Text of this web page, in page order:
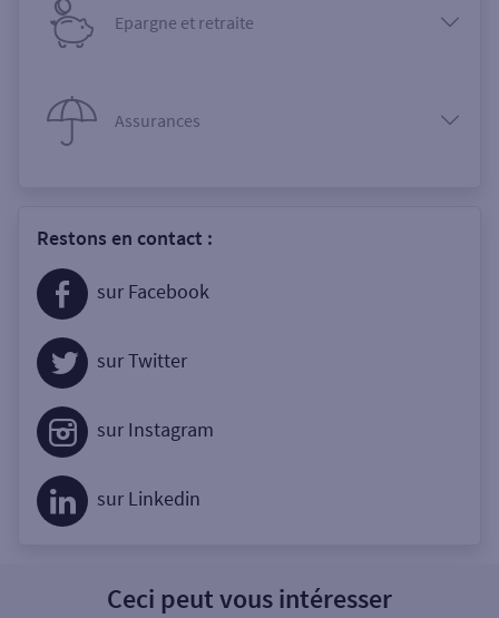
Epargne et retraite
Assurances
Restons en contact :
sur Facebook
sur Twitter
sur Instagram
sur Linkedin
Ceci peut vous intéresser